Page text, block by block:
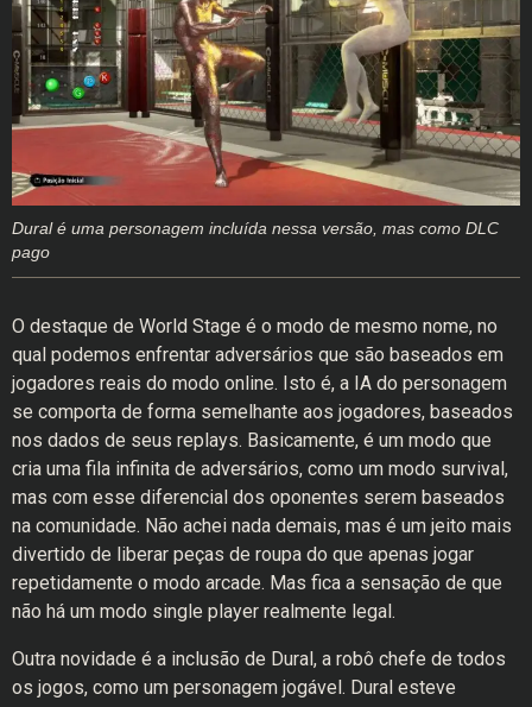
Dural é uma personagem incluída nessa versão, mas como DLC
pago
O destaque de World Stage é o modo de mesmo nome, no
qual podemos enfrentar adversários que são baseados em
jogadores reais do modo online. Isto é, a IA do personagem
se comporta de forma semelhante aos jogadores, baseados
nos dados de seus replays. Basicamente, é um modo que
cria uma fila infinita de adversários, como um modo survival,
mas com esse diferencial dos oponentes serem baseados
na comunidade. Não achei nada demais, mas é um jeito mais
divertido de liberar peças de roupa do que apenas jogar
repetidamente o modo arcade. Mas fica a sensação de que
não há um modo single player realmente legal.
Outra novidade é a inclusão de Dural, a robô chefe de todos
os jogos, como um personagem jogável. Dural esteve